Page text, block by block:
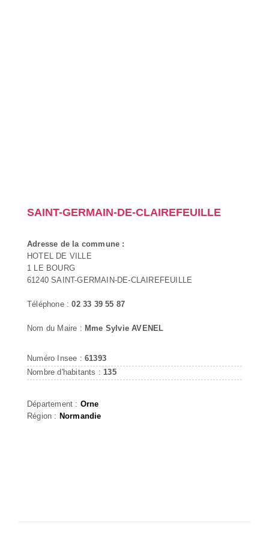
SAINT-GERMAIN-DE-CLAIREFEUILLE
Adresse de la commune :
HOTEL DE VILLE
1 LE BOURG
61240 SAINT-GERMAIN-DE-CLAIREFEUILLE
Téléphone :02 33 39 55 87
Nom du Maire : Mme Sylvie AVENEL
Numéro Insee : 61393
Nombre d'habitants : 135
Département : Orne
Région : Normandie